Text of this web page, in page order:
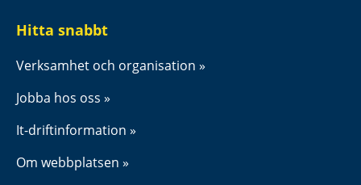
Hitta snabbt
Verksamhet och organisation
Jobba hos oss
It-driftinformation
Om webbplatsen